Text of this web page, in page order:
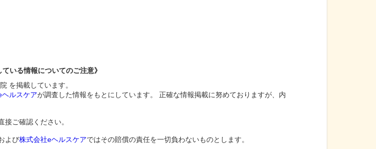
ている情報についてのご注意》
を掲載しています。
ルスケアが調査した情報をもとにしています。 正確な情報掲載に努めておりますが、内
ご確認ください。
よび株式会社eヘルスケアではその賠償の責任を一切負わないものとします。